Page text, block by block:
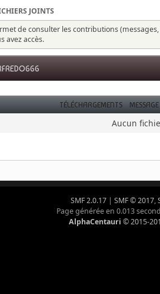
JOINTS
de consulter les contributions
avez accès.
TÉLÉCHARGEMENTS MESSAGE
Aucun
SMF 2.0.17| SMF © 2017,
Page générée en 0.013
AlphaCentauri © 2015-